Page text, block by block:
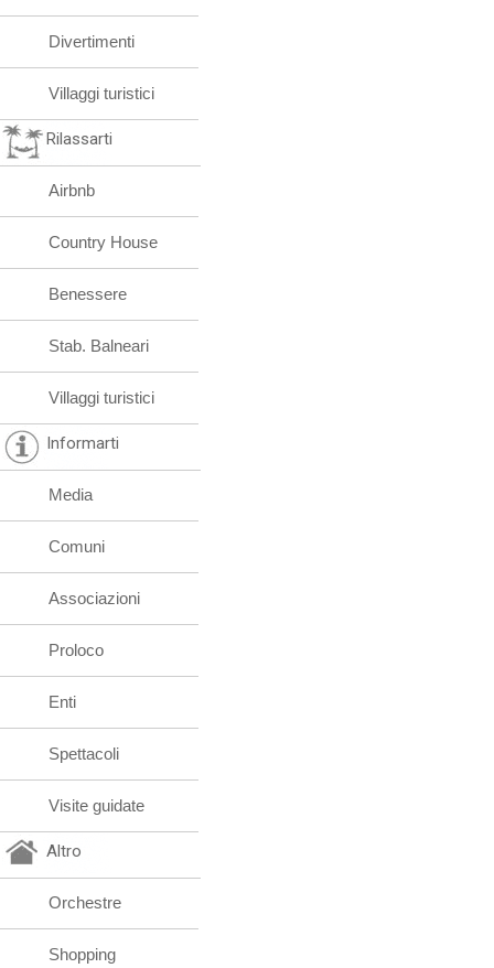
Divertimenti
Villaggi turistici
Rilassarti
Airbnb
Country House
Benessere
Stab. Balneari
Villaggi turistici
Informarti
Media
Comuni
Associazioni
Proloco
Enti
Spettacoli
Visite guidate
Altro
Orchestre
Shopping